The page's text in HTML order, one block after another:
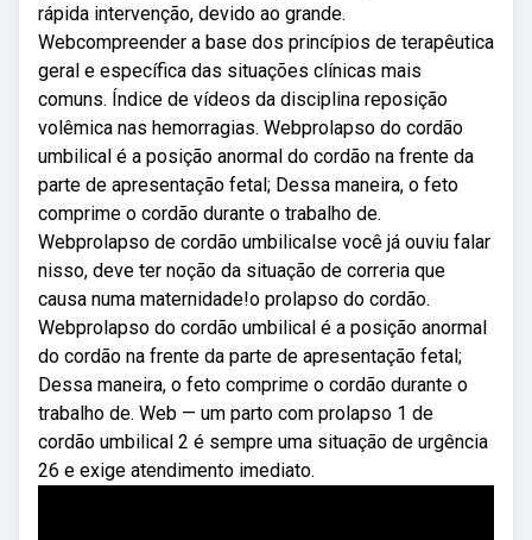
rápida intervenção, devido ao grande.
Webcompreender a base dos princípios de terapêutica
geral e específica das situações clínicas mais
comuns. Índice de vídeos da disciplina reposição
volêmica nas hemorragias. Webprolapso do cordão
umbilical é a posição anormal do cordão na frente da
parte de apresentação fetal; Dessa maneira, o feto
comprime o cordão durante o trabalho de.
Webprolapso de cordão umbilicalse você já ouviu falar
nisso, deve ter noção da situação de correria que
causa numa maternidade!o prolapso do cordão.
Webprolapso do cordão umbilical é a posição anormal
do cordão na frente da parte de apresentação fetal;
Dessa maneira, o feto comprime o cordão durante o
trabalho de. Web — um parto com prolapso 1 de
cordão umbilical 2 é sempre uma situação de urgência
26 e exige atendimento imediato.